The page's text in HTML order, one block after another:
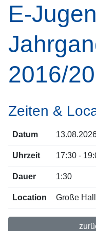
E-
2016/
Zeiten &
Datum
Uhrzeit 17:30 -
Dauer 1:30
Location Große